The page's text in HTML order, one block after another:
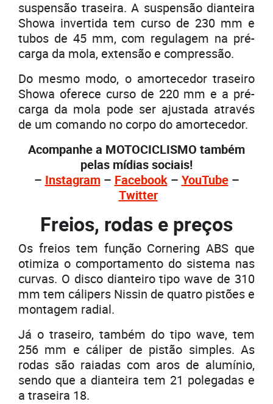
suspensão traseira. A suspensão dianteira
Showa invertida tem curso de 230 mm e
tubos de 45 mm, com regulagem na pré-
carga da mola, extensão e compressão.
Do mesmo modo, o amortecedor traseiro
Showa oferece curso de 220 mm e a pré-
carga da mola pode ser ajustada através
de um comando no corpo do amortecedor.
Acompanhe a MOTOCICLISMO também
pelas mídias sociais!
– Instagram– Facebook– YouTube–
Twitter
Freios, rodas e preços
Os freios tem função Cornering ABS que
otimiza o comportamento do sistema nas
curvas. O disco dianteiro tipo wave de 310
mm tem cálipers Nissin de quatro pistões e
montagem radial.
Já o traseiro, também do tipo wave, tem
256 mm e cáliper de pistão simples. As
rodas são raiadas com aros de alumínio,
sendo que a dianteira tem 21 polegadas e
a traseira 18.